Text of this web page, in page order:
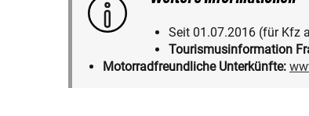
Seit 01.07.2016 (für Kfz
Tourismusinformation
Motorradfreundliche Unterkünfte: